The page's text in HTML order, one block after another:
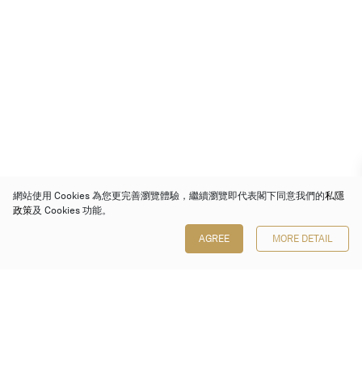
網站使用 Cookies 為您更完善瀏覽體驗，繼續瀏覽即代表閣下同意我們的私隱
政策及 Cookies 功能。
AGREE MORE DETAIL